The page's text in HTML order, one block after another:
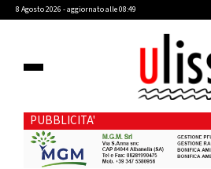
8 Agosto 2026 - aggiornato alle 08:49
PUBBLICITA'